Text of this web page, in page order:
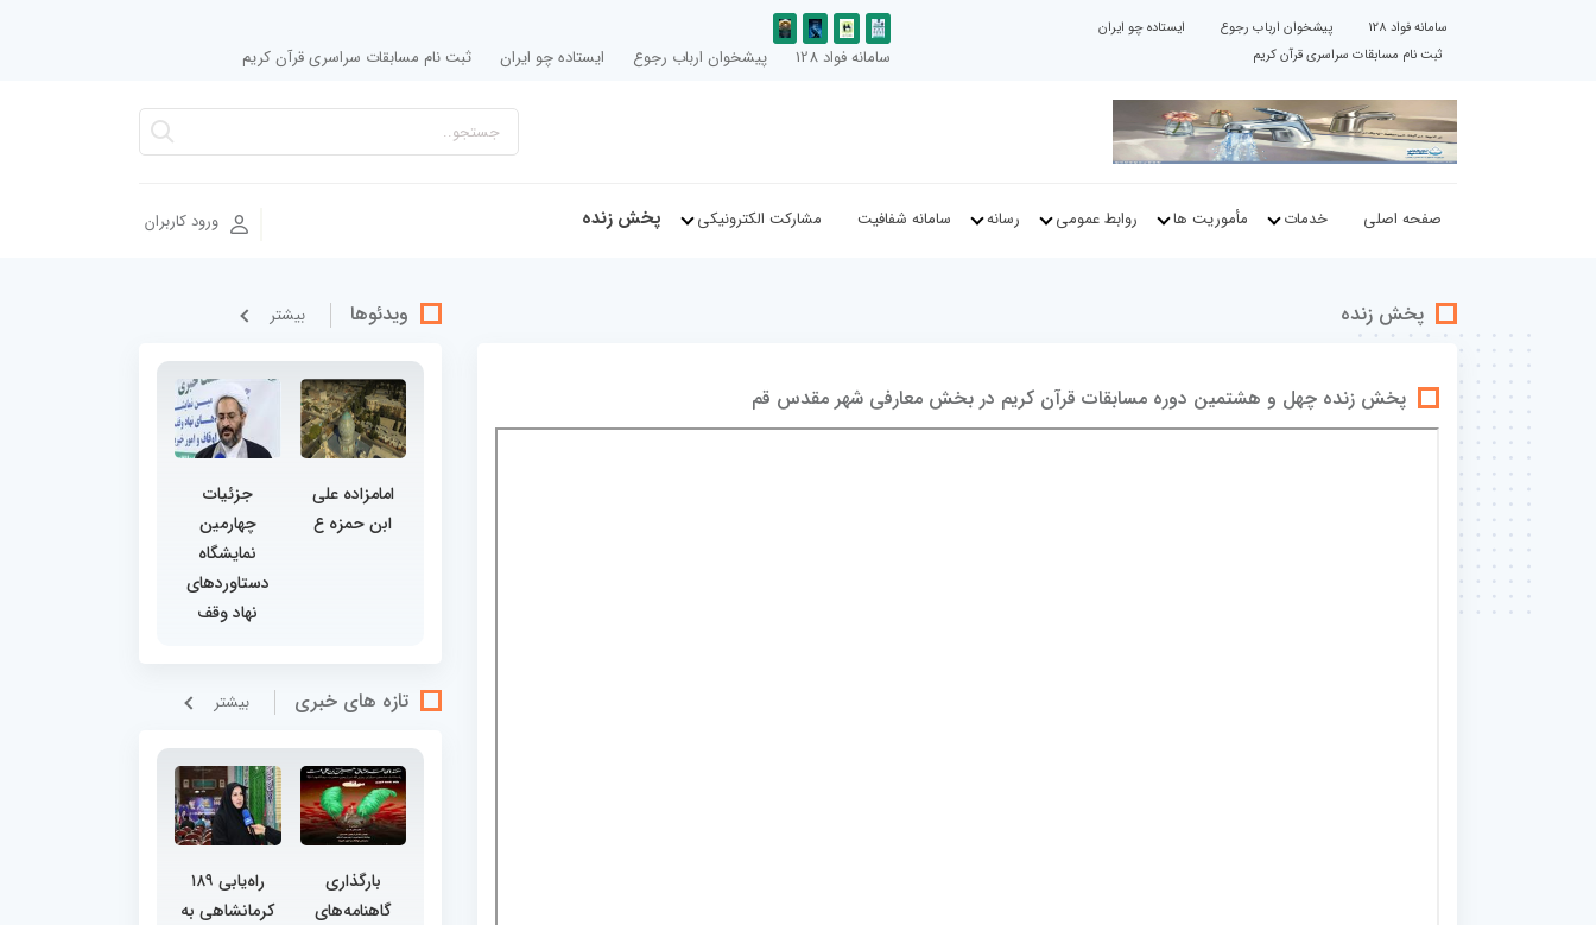
سامانه فواد 128 پیشخوان ارباب رجوع
ایستاده چو ایران
ثبت نام مسابقات سراسری قرآن کریم
سامانه فواد 128 پیشخوان ارباب رجوع ایستاده چو ایران ثبت نام مسابقات سراسری قرآن کریم
صفحه اصلی خدمات مأموریت ها روابط عمومی رسانه سامانه شفافیت مشارکت الکترونیکی پخش زنده ورود کاربران
پخش زنده
پخش زنده چهل و هشتمین دوره مسابقات قرآن کریم در بخش معارفی شهر مقدس قم
ویدئوها بيشتر
امامزاده علی
ابن حمزه ع
جزئیات
چهارمین
نمایشگاه
دستاوردهای
نهاد وقف
تازه های خبری بيشتر
بارگذاری
گاهنامه‌های
راه‌یابی ۱۸۹
کرمانشاهی به